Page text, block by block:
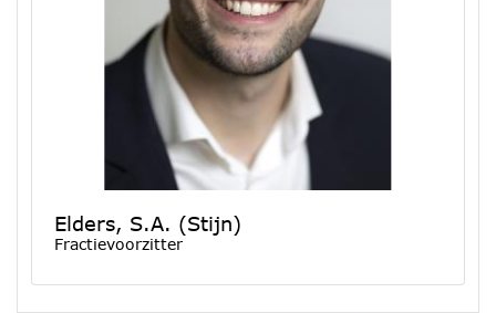
Elders, S.A. (Stijn)
Fractievoorzitter